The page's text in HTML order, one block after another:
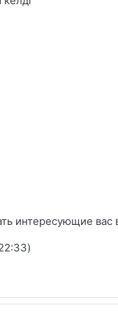
интересующие